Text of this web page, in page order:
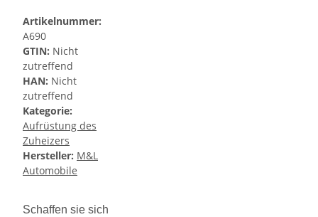
Artikelnummer:
A690
GTIN: Nicht
zutreffend
HAN: Nicht
zutreffend
Kategorie:
Aufrüstung des
Zuheizers
Hersteller: M&L
Automobile
Schaffen sie sich